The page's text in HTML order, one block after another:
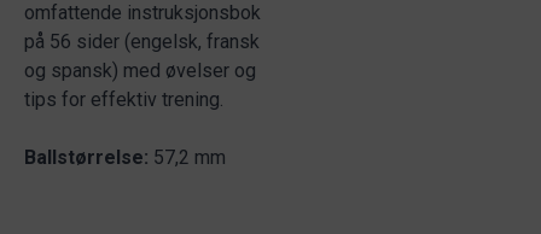
omfattende instruksjonsbok
på 56 sider (engelsk, fransk
og spansk) med øvelser og
tips for effektiv trening.
Ballstørrelse: 57,2 mm